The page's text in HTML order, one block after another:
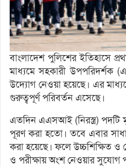
বাংলাদেশ পুলিশের ইতিহাসে
মাধ্যমে সহকারী উপপরিদর্শক
উদ্যোগ নেওয়া হয়েছে। এর
গুরুত্বপূর্ণ পরিবর্তন এসেছে।
এতদিন এএসআই (নিরস্ত্র) পদটি
পূরণ করা হতো। তবে এবার
করা হয়েছে। ফলে উচ্চশিক্ষিত ও
ও পরীক্ষায় অংশ নেওয়ার সুযোগ